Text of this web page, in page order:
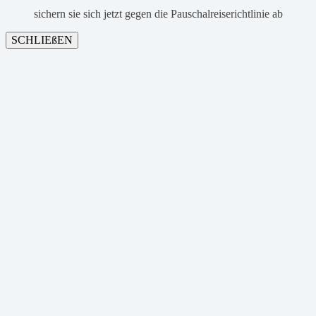
sichern sie sich jetzt gegen die Pauschalreiserichtlinie ab
SCHLIEßEN